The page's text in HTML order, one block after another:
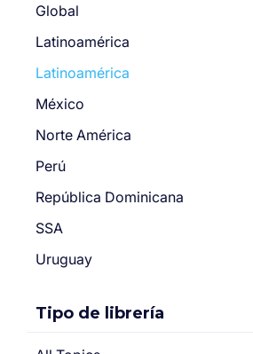
Global
Latinoamérica
Latinoamérica
México
Norte América
Perú
República Dominicana
SSA
Uruguay
Tipo de librería